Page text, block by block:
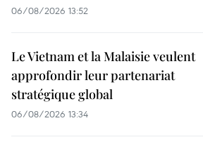
06/08/2026 13:52
Le Vietnam et la Malaisie veulent
approfondir leur partenariat
stratégique global
06/08/2026 13:34